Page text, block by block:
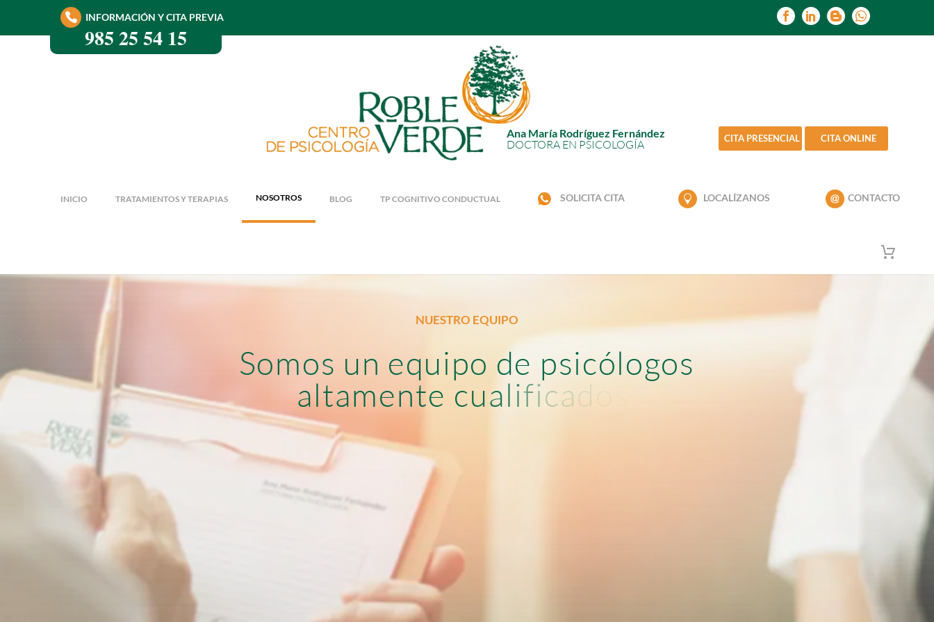
985 25 54 15
INFORMACIÓN Y CITA PREVIA
Ana María Rodríguez Fernández
DOCTORA EN PSICOLOGÍA CITA PRESENCIAL CITA ONLINE
INICIO TRATAMIENTOS Y TERAPIAS NOSOTROS BLOG TP COGNITIVO CONDUCTUAL CONTACTO
LOCALÍZANOS
SOLICITA CITA
Somos un equipo de psicólogos
altamente cualificado
Ofrecemos al paciente y a sus familiares una
excelente calidad psicoterapéutica y una sólida
formación que avalan nuestras intervenciones.
NUESTRO EQUIPO